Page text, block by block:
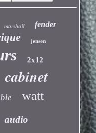
marshall fender
jensen
2x12
cabinet
watt
audio